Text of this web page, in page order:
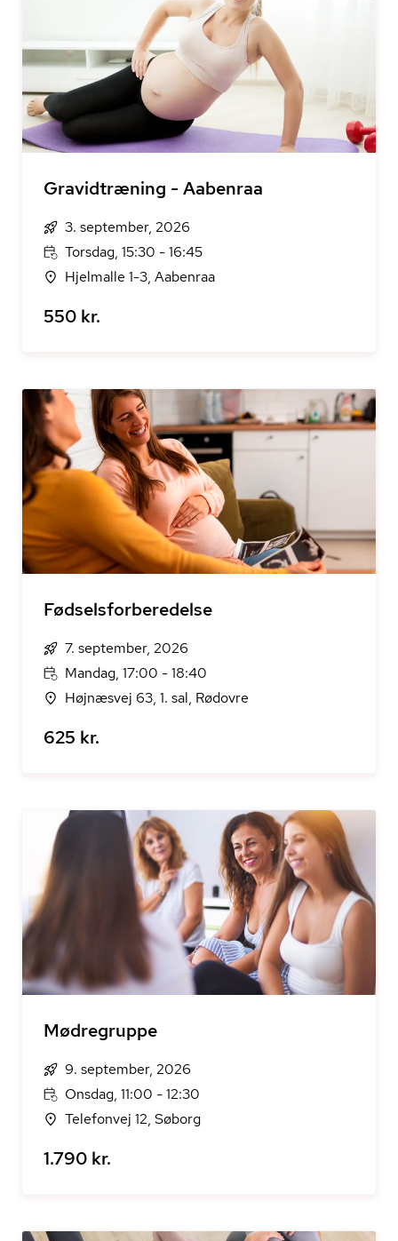
Gravidtræning - Aabenraa
3. september, 2026
Torsdag, 15:30 - 16:45
Hjelmalle 1-3, Aabenraa
550 kr.
Fødselsforberedelse
7. september, 2026
Mandag, 17:00 - 18:40
Højnæsvej 63, 1. sal, Rødovre
625 kr.
Mødregruppe
9. september, 2026
Onsdag, 11:00 - 12:30
Telefonvej 12, Søborg
1.790 kr.